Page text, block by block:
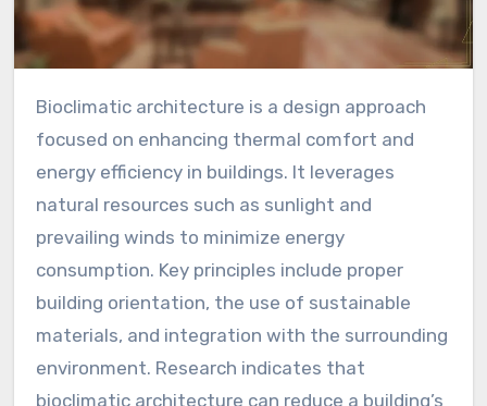
Bioclimatic architecture is a design approach
focused on enhancing thermal comfort and
energy efficiency in buildings. It leverages
natural resources such as sunlight and
prevailing winds to minimize energy
consumption. Key principles include proper
building orientation, the use of sustainable
materials, and integration with the surrounding
environment. Research indicates that
bioclimatic architecture can reduce a building’s